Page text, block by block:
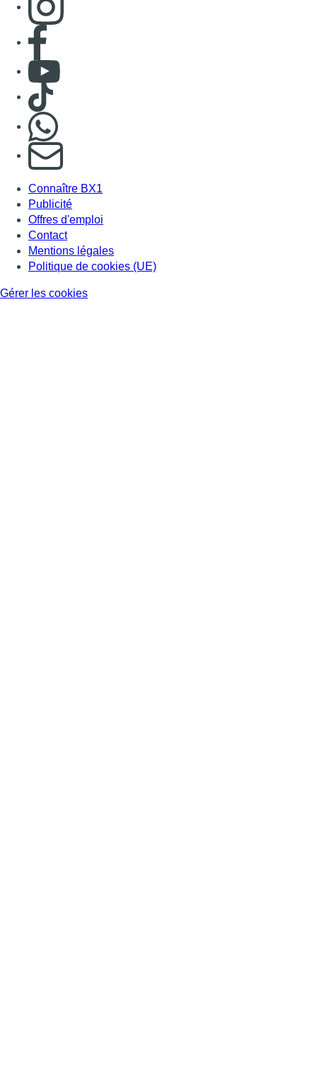
Consulter page Facebook
Consulter Youtube
Consulter TikTok
S'abonner à notre newsletter
Connaître BX1
Publicité
Offres d'emploi
Contact
Mentions légales
Politique de cookies (UE)
Gérer les cookies